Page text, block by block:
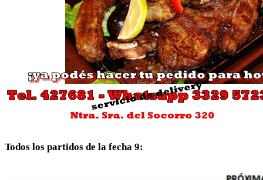
Todos los partidos de la fecha 9: